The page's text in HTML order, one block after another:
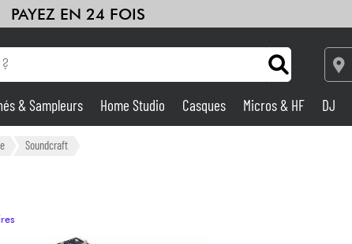
PAYEZ EN 24 FOIS
Amplis & Effets
& Sampleurs Home Studio Casques Micros & HF DJ
Soundcraft